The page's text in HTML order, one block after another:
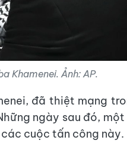
Khamenei. Ảnh: AP.
đã thiệt mạng
ngày sau đó,
cuộc tấn công này.